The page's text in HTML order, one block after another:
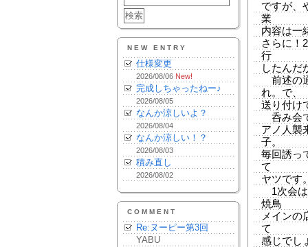
NEW ENTRY
仕様変更
2026/08/06 New!
完成しちゃったねー♪
2026/08/05
なんか涼しいよ？
2026/08/04
なんか涼しい！？
2026/08/03
積み直し
2026/08/02
COMMENT
Re:ヌーピー第3回
YABU
ですが、
業
内容は一
さらに！
行
したんだ
前述の
れ。で、
送り付け
呑み会
アノ人襲
子。
毎回誘っ
て
ヤツです
1次会は
焼鳥
メインの
て
感じでし